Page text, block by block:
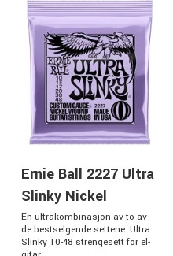
Ernie Ball 2227 Ultra
Slinky Nickel
En ultrakombinasjon av to av
de bestselgende settene. Ultra
Slinky 10-48 strengesett for el-